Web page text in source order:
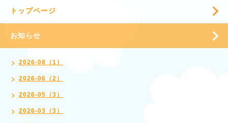
トップページ
お知らせ
2026-08（1）
2026-06（2）
2026-05（3）
2026-03（3）